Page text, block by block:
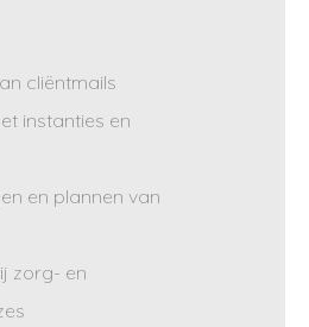
cliëntmails
instanties en
en plannen van
zorg- en